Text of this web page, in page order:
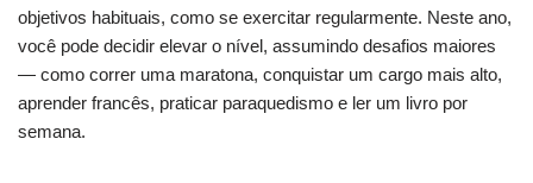
objetivos habituais, como se exercitar regularmente. Neste ano,
você pode decidir elevar o nível, assumindo desafios maiores
— como correr uma maratona, conquistar um cargo mais alto,
aprender francês, praticar paraquedismo e ler um livro por
semana.